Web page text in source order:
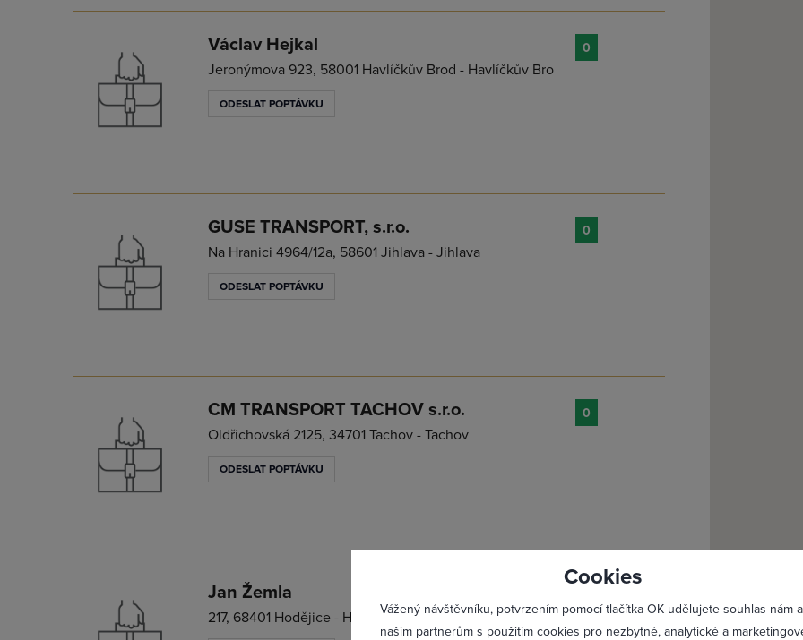
Cookies
Vážený návštěvníku, potvrzením pomocí tlačítka OK udělujete souhlas nám a
našim partnerům s použitím cookies pro nezbytné, analytické a
Václav Hejkal
Jeronýmova 923, 58001 Havlíčkův Brod - Havlíčkův Bro
ODESLAT POPTÁVKU
0
GUSE TRANSPORT, s.r.o.
Na Hranici 4964/12a, 58601 Jihlava - Jihlava
ODESLAT POPTÁVKU
0
CM TRANSPORT TACHOV s.r.o.
Oldřichovská 2125, 34701 Tachov - Tachov
ODESLAT POPTÁVKU
0
Jan Žemla
217, 68401 Hodějice - Hodějice
Profesionální přístup k